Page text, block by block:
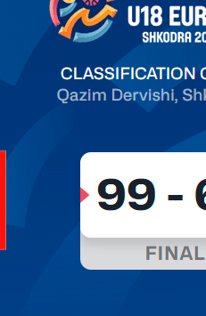
Выберите Обзор Статистика